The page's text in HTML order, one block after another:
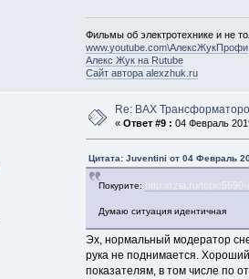
Фильмы об электротехнике и не
www.youtube.com\АлексЖукПрофи
Алекс Жук на Rutube
Сайт автора alexzhuk.ru
Re: ВАХ
« Ответ #9 : 04 Февраль
Цитата: Juventini от 04 Февраль
Покурите: http://rzia.ru/
Думаю ситуация идентичная
Эх, нормальный модератор
рука не поднимается.
показателям, в том числе по